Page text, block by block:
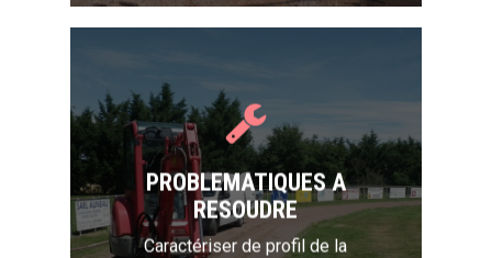
PROBLEMATIQUES A
RESOUDRE
Caractériser de profil de la